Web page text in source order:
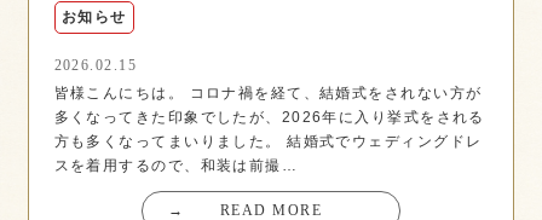
お知らせ
2026.02.15
皆様こんにちは。 コロナ禍を経て、結婚式をされない方が
多くなってきた印象でしたが、2026年に入り挙式をされる
方も多くなってまいりました。 結婚式でウェディングドレ
スを着用するので、和装は前撮…
→ READ MORE